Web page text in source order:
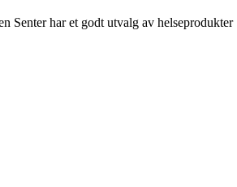
Senter har et godt utvalg av helseprodukter